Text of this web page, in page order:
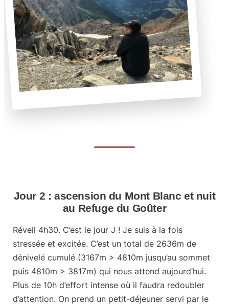
Jour 2 : ascension du Mont Blanc et nuit
au Refuge du Goûter
Réveil 4h30. C’est le jour J ! Je suis à la fois
stressée et excitée. C’est un total de 2636m de
dénivelé cumulé (3167m > 4810m jusqu’au sommet
puis 4810m > 3817m) qui nous attend aujourd’hui.
Plus de 10h d’effort intense où il faudra redoubler
d’attention. On prend un petit-déjeuner servi par le